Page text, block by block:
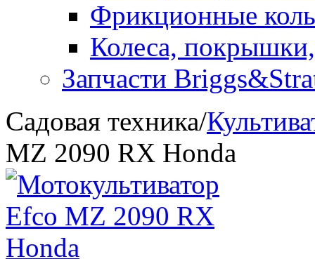
Фрикционные
Колеса,
Запчасти
Садовая техника/
MZ 2090 RX Honda